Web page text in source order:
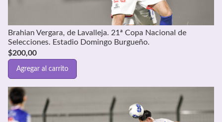
Brahian Vergara, de Lavalleja. 21ª Copa Nacional de
Selecciones. Estadio Domingo Burgueño.
$200,00
Agregar al carrito